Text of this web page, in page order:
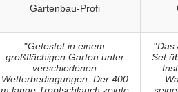
Gartenbau-Profi
"Getestet in einem
großflächigen Garten unter
verschiedenen
Wetterbedingungen. Der 400
"Das
Set